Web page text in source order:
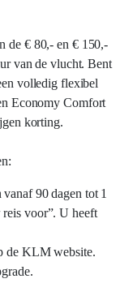
de € 80,- en € 150,-
van de vlucht. Bent
volledig flexibel
Economy Comfort
korting.
90 dagen tot 1
voor”. U heeft
de KLM website.